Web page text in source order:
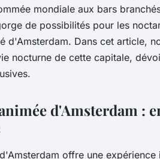
mondiale aux bars
de possibilités pour les
d'Amsterdam. Dans cet article,
nocturne de cette capitale,
d'Amsterdam :
offre une